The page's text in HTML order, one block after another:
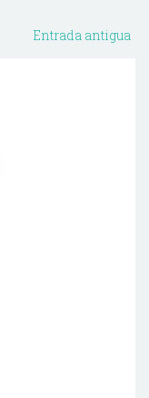
Entrada antigua